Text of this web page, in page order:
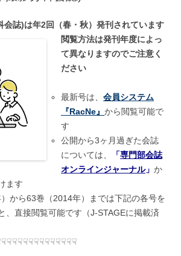
会誌)は年2回（春・秋）発刊されています
閲覧方法は発刊年度によっ
て異なりますのでご注意く
ださい
最新号は、 会員システム
『RacNe』 から閲覧可能で
す
公開から3ヶ月過ぎた会誌
については、
「専門部会誌
オンラインジャーナル」 か
ます
から63巻（2014年）までは下記の各号を
、直接閲覧可能です（J-STAGEに掲載済